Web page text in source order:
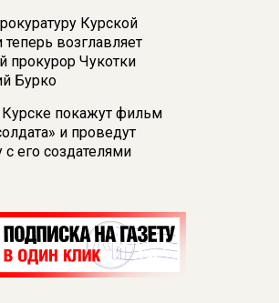
Курской
теперь возглавляет
прокурор Чукотки
Бурко
покажут фильм
и проведут
с его создателями
с водоснабжением
Курске установили две
ПДД на превышение